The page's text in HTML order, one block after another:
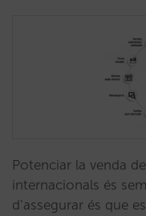
Potenciar la venda
internacionals és
d’assegurar és que